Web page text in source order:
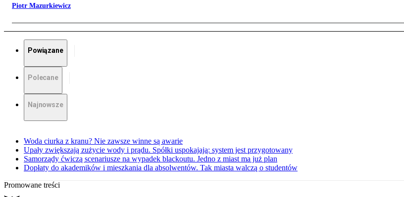
Piotr Mazurkiewicz
Powiązane
Polecane
Najnowsze
Woda ciurka z kranu? Nie zawsze winne są awarie
Upały zwiększają zużycie wody i prądu. Spółki uspokajają: system jest przygotowany
Samorządy ćwiczą scenariusze na wypadek blackoutu. Jedno z miast ma już plan
Dopłaty do akademików i mieszkania dla absolwentów. Tak miasta walczą o studentów
Promowane treści